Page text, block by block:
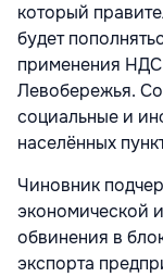
который
будет
применения НДС
Левобережья.
социальные и
населённых
Чиновник
экономической
обвинения в
экспорта